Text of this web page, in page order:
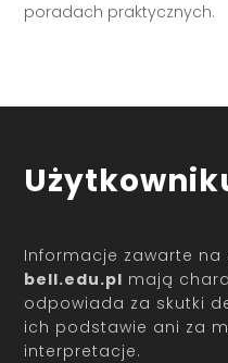
poradach praktycznych.
Informacje zawarte na
bell.edu.pl mają
odpowiada za skutki
ich podstawie ani za
interpretacje.